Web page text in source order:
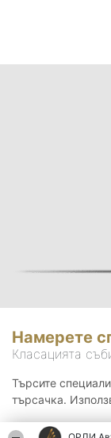
Намерете
Класацията
Търсите
търсачка.